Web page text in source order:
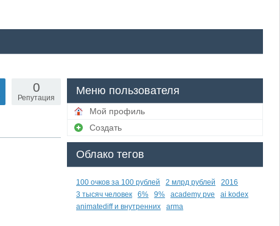
0
Репутация
Меню пользователя
Мой профиль
Создать
Облако тегов
100 очков за 100 рублей 2 млрд рублей
2016
3 тысяч человек
6% 9% academy pve
ai kodex
animatediff и внутренних
arma